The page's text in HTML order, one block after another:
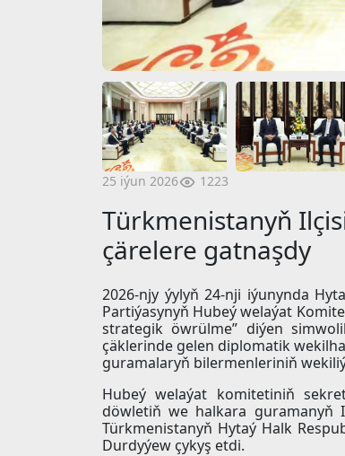
25 iýun 2026 1223
Türkmenistanyň
çärelere gatnaşdy
2026-njy ýylyň 24-nji iýunynda
Partiýasynyň Hubeý welaýat
strategik öwrülme” diýen
çäklerinde gelen diplomatik
guramalaryň bilermenleriniň
Hubeý welaýat komitetiniň
döwletiň we halkara guramanyň
Türkmenistanyň Hytaý Halk
Durdyýew çykyş etdi.